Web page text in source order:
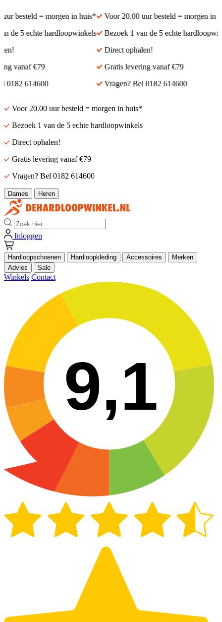
besteld = morgen in huis*
5 echte hardloopwinkels
vanaf €79
614600
Voor 20.00 uur besteld = morgen in
Bezoek 1 van de 5 echte
Direct ophalen!
Gratis levering vanaf €79
Vragen? Bel 0182 614600
Voor 20.00 uur besteld = morgen in huis*
Bezoek 1 van de 5 echte hardloopwinkels
Direct ophalen!
Gratis levering vanaf €79
Vragen? Bel 0182 614600
Dames Heren
Zoek
Inloggen
Hardloopschoenen Hardloopkleding Accessoires
Merken
Advies
Sale
Winkels Contact
9,1